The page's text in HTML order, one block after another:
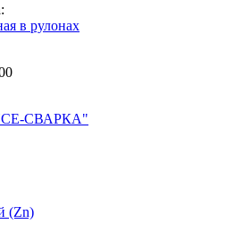
в рулонах
СВАРКА"
(Zn)